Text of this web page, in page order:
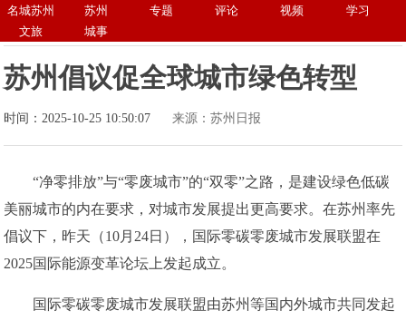
名城苏州 苏州 专题 评论 视频
学习
文旅
城事
苏州倡议促全球城市绿色转型
时间：2025-10-25 10:50:07 来源：苏州日报
“净零排放”与“零废城市”的“双零”之路，是建设绿色低碳
美丽城市的内在要求，对城市发展提出更高要求。在苏州率先
倡议下，昨天（10月24日），国际零碳零废城市发展联盟在
2025国际能源变革论坛上发起成立。
国际零碳零废城市发展联盟由苏州等国内外城市共同发起